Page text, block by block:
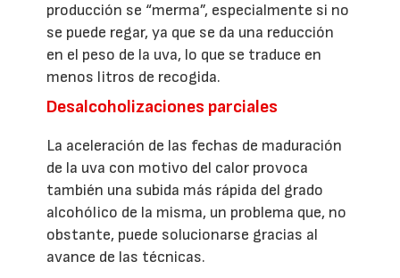
producción se “merma”, especialmente si no
se puede regar, ya que se da una reducción
en el peso de la uva, lo que se traduce en
menos litros de recogida.
Desalcoholizaciones parciales
La aceleración de las fechas de maduración
de la uva con motivo del calor provoca
también una subida más rápida del grado
alcohólico de la misma, un problema que, no
obstante, puede solucionarse gracias al
avance de las técnicas.